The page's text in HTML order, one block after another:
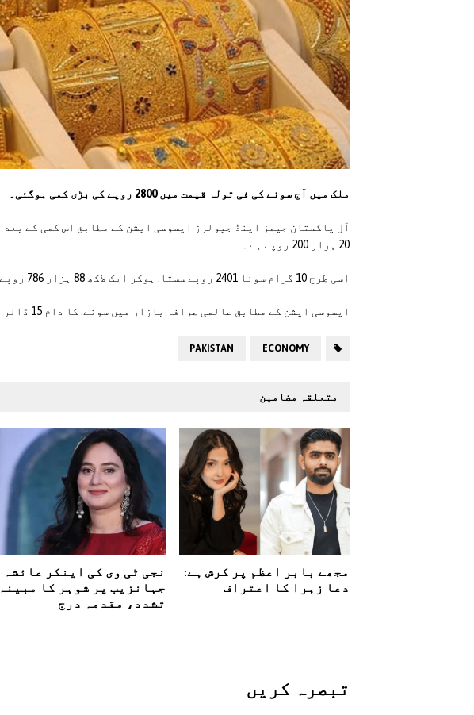
ملک میں آج سونے کی فی تولہ قیمت میں 2800 روپے کی بڑی کمی ہوگئی۔
20 ہزار 200 روپے ہے۔
اسی طرح 10 گرام سونا 2401 روپے سستا. ہوکر ایک لاکھ 88 ہزار 786 روپے ہے۔
ایسوسی ایشن کے مطابق عالمی صرافہ بازار میں سونے. کا دام 15 ڈالر کمی کے بعد 1936 ڈالر فی اونس ہے۔
ECONOMY
PAKISTAN
متعلقہ مضامین
مجھے بابر اعظم پر کرش ہے:
دعا زہرا کا اعتراف
نجی ٹی وی کی اینکر عائشہ
جہانزیب پر شوہر کا مبینہ
تشدد، مقدمہ درج
تبصرہ کريں